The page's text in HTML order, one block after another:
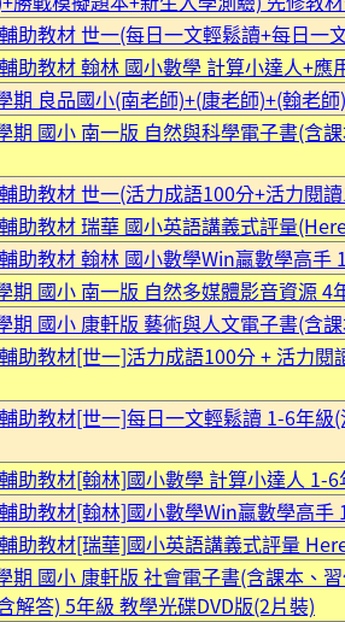
助教材 世一(每日一文輕鬆讀+每日一
助教材 翰林 國小數學 計算小達人+應
期 良品國小(南老師)+(康老師)+(翰老
期 國小 南一版 自然與科學電子書(含
助教材 世一(活力成語100分+活力閱
助教材 瑞華 國小英語講義式評量
助教材 翰林 國小數學Win贏數學高手
期 國小 南一版 自然多媒體影音資源 4
期 國小 康軒版 藝術與人文電子書(含
助教材[世一]活力成語100分 + 活力
助教材[世一]每日一文輕鬆讀 1-6年
助教材[翰林]國小數學 計算小達人 1-
助教材[翰林]國小數學Win贏數學高手
助教材[瑞華]國小英語講義式評量
期 國小 康軒版 社會電子書(含課本、
解答) 5年級 教學光碟DVD版(2片裝)